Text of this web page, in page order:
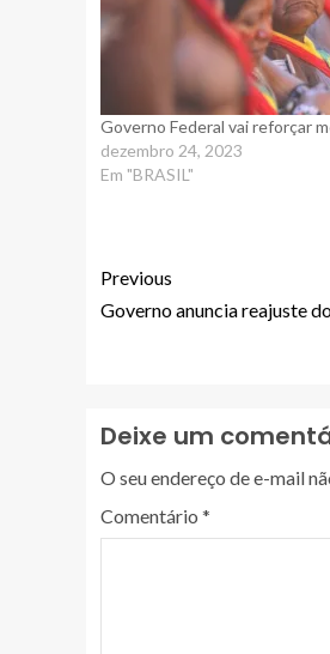
Governo Federal vai reforçar
dezembro 24, 2023
Em "BRASIL"
Previous
Governo anuncia reajuste
Deixe um
O seu endereço de e-mail
Comentário *